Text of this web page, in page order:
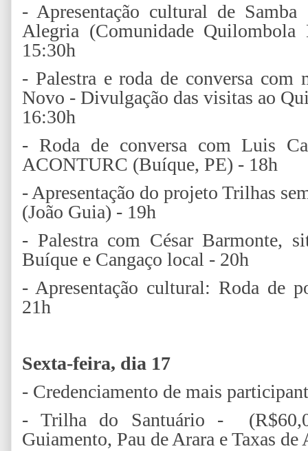
- Apresentação cultural de
Alegria (Comunidade
15:30h
- Palestra e roda de conversa
Novo - Divulgação das visitas ao
16:30h
- Roda de conversa com Luis
ACONTURC (Buíque, PE) - 18h
- Apresentação do projeto Trilhas
(João Guia) - 19h
- Palestra com César Barmonte,
Buíque e Cangaço local - 20h
- Apresentação cultural: Roda de
21h
Sexta-feira, dia 17
- Credenciamento de mais
- Trilha do Santuário -
Guiamento, Pau de Arara e Taxas